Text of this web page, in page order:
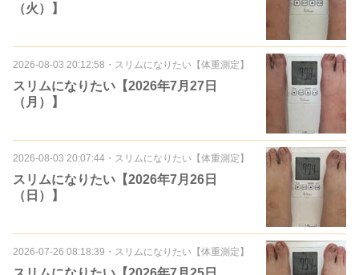
（火）】
2026-08-03 20:12:58 ・ スリムになりたい【体重測定】
スリムになりたい【2026年7月27日
（月）】
2026-08-03 20:07:44 ・ スリムになりたい【体重測定】
スリムになりたい【2026年7月26日
（日）】
2026-07-26 08:18:39 ・ スリムになりたい【体重測定】